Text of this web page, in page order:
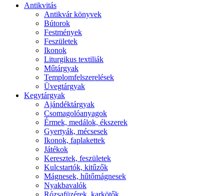
Antikvitás
Antikvár könyvek
Bútorok
Festmények
Feszületek
Ikonok
Liturgikus textiliák
Műtárgyak
Templomfelszerelések
Üvegtárgyak
Kegytárgyak
Ajándéktárgyak
Csomagolóanyagok
Érmek, medálok, ékszerek
Gyertyák, mécsesek
Ikonok, faplakettek
Játékok
Keresztek, feszületek
Kulcstartók, kitűzők
Mágnesek, hűtőmágnesek
Nyakbavalók
Rózsafüzérek, karkötők